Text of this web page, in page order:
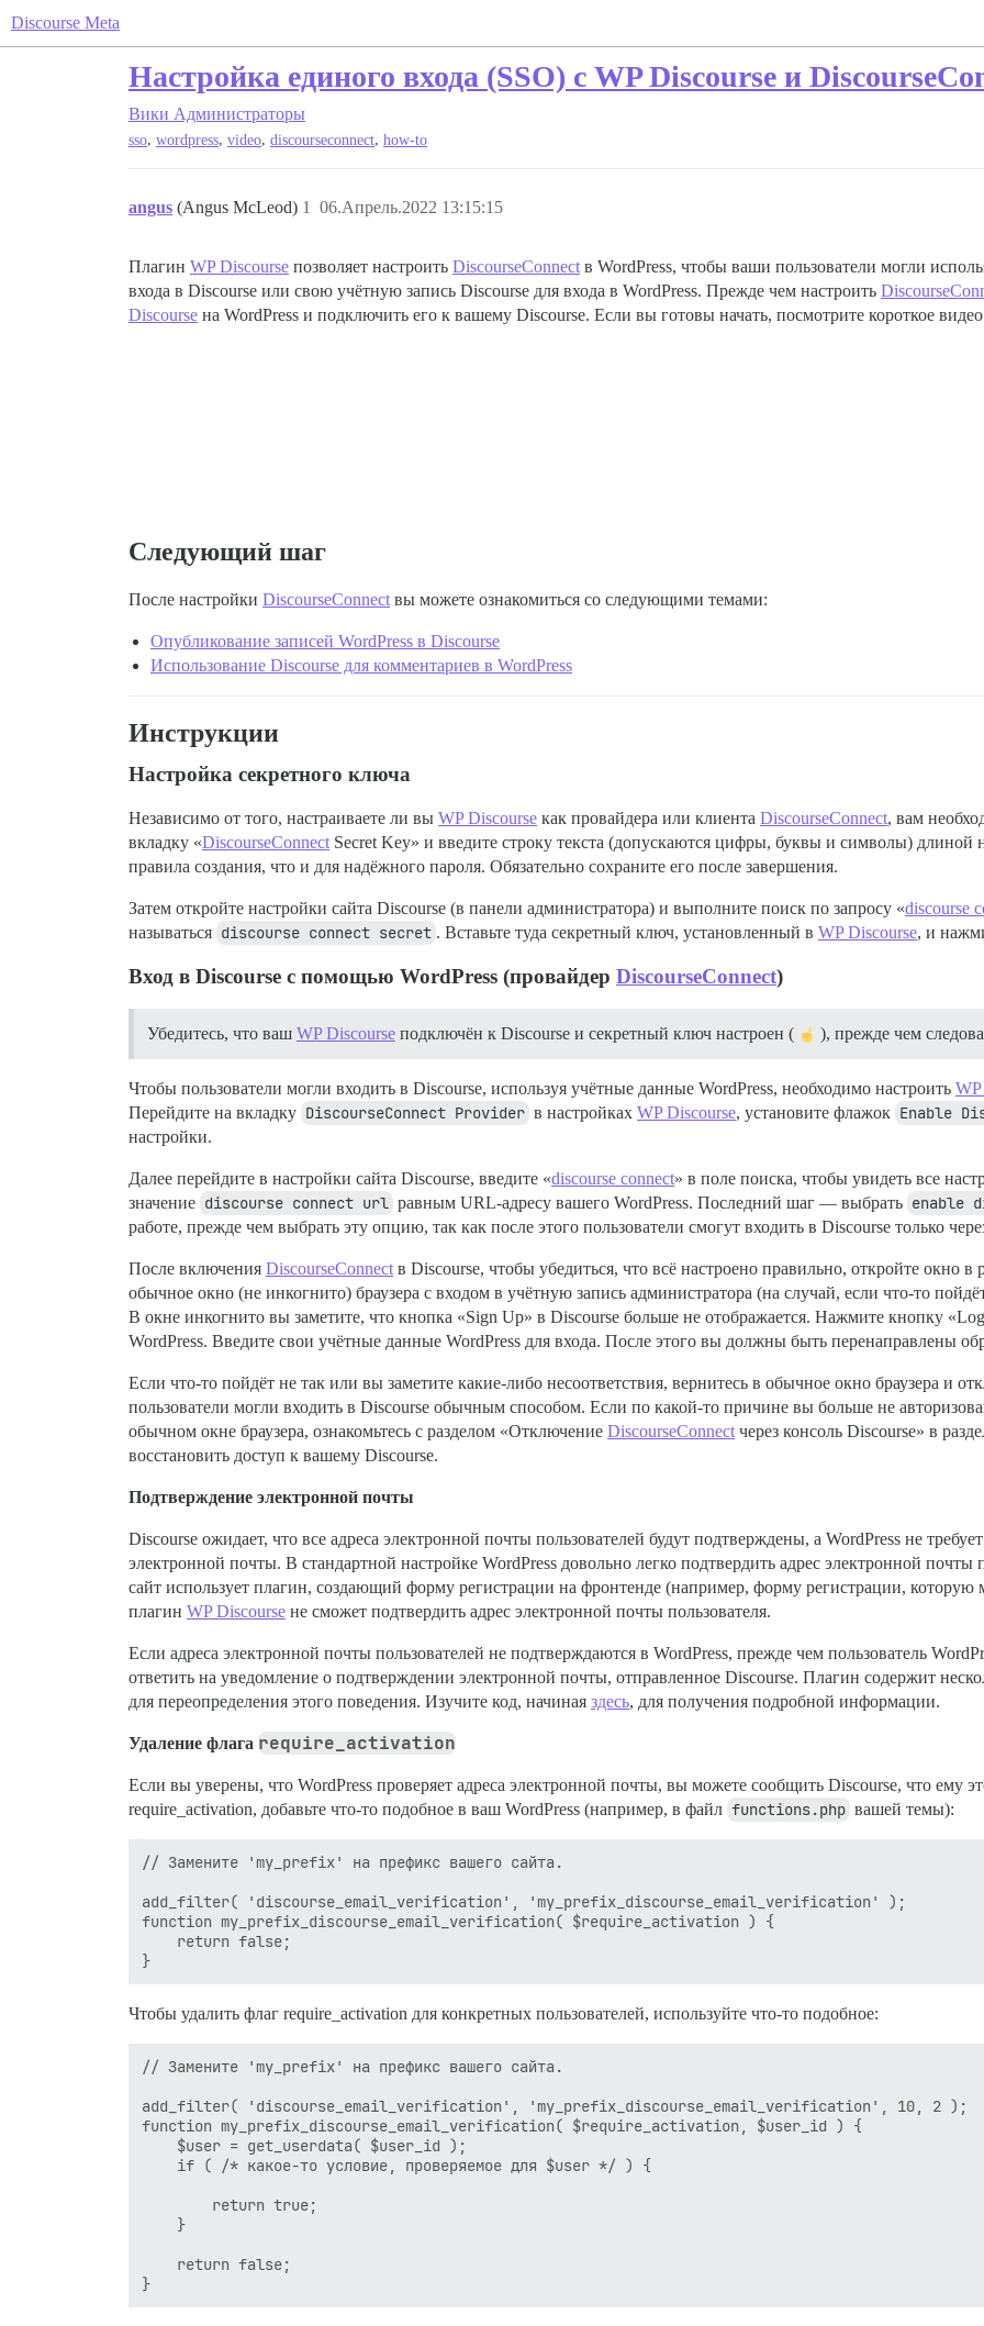
Discourse Meta
Настройка единого входа (SSO) с WP Discourse и
Вики Администраторы
sso, wordpress, video, discourseconnect, how-to
angus (Angus McLeod) 06.Апрель.2022 13:15:15
1
Плагин WP Discourse позволяет настроить DiscourseConnect в WordPress, чтобы ваши пользователи могли
входа в Discourse или свою учётную запись Discourse для входа в WordPress. Прежде чем настроить
Discourse на WordPress и подключить его к вашему Discourse. Если вы готовы начать, посмотрите короткое
Следующий шаг
После настройки DiscourseConnect вы можете ознакомиться со следующими темами:
Опубликование записей WordPress в Discourse
Использование Discourse для комментариев в WordPress
Инструкции
Настройка секретного ключа
Независимо от того, настраиваете ли вы WP Discourse как провайдера или клиента DiscourseConnect, вам
вкладку «DiscourseConnect Secret Key» и введите строку текста (допускаются цифры, буквы и символы) длиной
правила создания, что и для надёжного пароля. Обязательно сохраните его после завершения.
Затем откройте настройки сайта Discourse (в панели администратора) и выполните поиск по запросу «discourse
называться discourse connect secret . Вставьте туда секретный ключ, установленный в WP Discourse, и
Вход в Discourse с помощью WordPress (провайдер DiscourseConnect)
Убедитесь, что ваш WP Discourse подключён к Discourse и секретный ключ настроен ( ), прежде чем
Чтобы пользователи могли входить в Discourse, используя учётные данные WordPress, необходимо настроить WP
Перейдите на вкладку DiscourseConnect Provider в настройках WP Discourse, установите флажок Enable
настройки.
Далее перейдите в настройки сайта Discourse, введите «discourse connect» в поле поиска, чтобы увидеть все
значение discourse connect url равным URL-адресу вашего WordPress. Последний шаг — выбрать enable
работе, прежде чем выбрать эту опцию, так как после этого пользователи смогут входить в Discourse только
После включения DiscourseConnect в Discourse, чтобы убедиться, что всё настроено правильно, откройте окно
обычное окно (не инкогнито) браузера с входом в учётную запись администратора (на случай, если что-то
В окне инкогнито вы заметите, что кнопка «Sign Up» в Discourse больше не отображается. Нажмите кнопку
WordPress. Введите свои учётные данные WordPress для входа. После этого вы должны быть перенаправлены
Если что-то пойдёт не так или вы заметите какие-либо несоответствия, вернитесь в обычное окно браузера и
пользователи могли входить в Discourse обычным способом. Если по какой-то причине вы больше не
обычном окне браузера, ознакомьтесь с разделом «Отключение DiscourseConnect через консоль Discourse» в
восстановить доступ к вашему Discourse.
Подтверждение электронной почты
Discourse ожидает, что все адреса электронной почты пользователей будут подтверждены, а WordPress не
электронной почты. В стандартной настройке WordPress довольно легко подтвердить адрес электронной почты
сайт использует плагин, создающий форму регистрации на фронтенде (например, форму регистрации,
плагин WP Discourse не сможет подтвердить адрес электронной почты пользователя.
Если адреса электронной почты пользователей не подтверждаются в WordPress, прежде чем пользователь
ответить на уведомление о подтверждении электронной почты, отправленное Discourse. Плагин содержит
для переопределения этого поведения. Изучите код, начиная здесь, для получения подробной информации.
Удаление флага require_activation
Если вы уверены, что WordPress проверяет адреса электронной почты, вы можете сообщить Discourse, что ему
require_activation, добавьте что-то подобное в ваш WordPress (например, в файл functions.php вашей темы):
// Замените 'my_prefix' на префикс вашего сайта.
add_filter( 'discourse_email_verification', 'my_prefix_discourse_email_verification' );
function my_prefix_discourse_email_verification( $require_activation ) {
    return false;
Чтобы удалить флаг require_activation для конкретных пользователей, используйте что-то подобное:
// Замените 'my_prefix' на префикс вашего сайта.
add_filter( 'discourse_email_verification', 'my_prefix_discourse_email_verification', 10, 2 );
function my_prefix_discourse_email_verification( $require_activation, $user_id ) {
    $user = get_userdata( $user_id );
    if ( /* какое-то условие, проверяемое для $user */ ) {
        return true;
    }
    return false;